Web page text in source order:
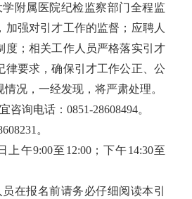
学附属医院纪检监察部门全程监
加强对引才工作的监督；应聘人
度；相关工作人员严格落实引才
律要求，确保引才工作公正、公
况，一经发现，将严肃处理。
咨询电话：0851-28608494。
。
午9:00至12:00；下午14:30至
员在报名前请务必仔细阅读本引